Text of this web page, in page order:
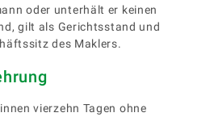
oder unterhält er keinen
gilt als Gerichtsstand und
des Maklers.
vierzehn Tagen ohne